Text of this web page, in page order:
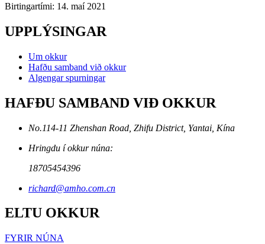
Birtingartími: 14. maí 2021
UPPLÝSINGAR
Um okkur
Hafðu samband við okkur
Algengar spurningar
HAFÐU SAMBAND VIÐ OKKUR
No.114-11 Zhenshan Road, Zhifu District, Yantai, Kína
Hringdu í okkur núna:
18705454396
richard@amho.com.cn
ELTU OKKUR
FYRIR NÚNA